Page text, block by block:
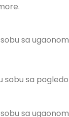
sa
sobu sa
sa